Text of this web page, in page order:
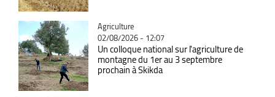
Catégorie
Agriculture
02/08/2026 - 12:07
Un colloque national sur l'agriculture de
montagne du 1er au 3 septembre
prochain à Skikda